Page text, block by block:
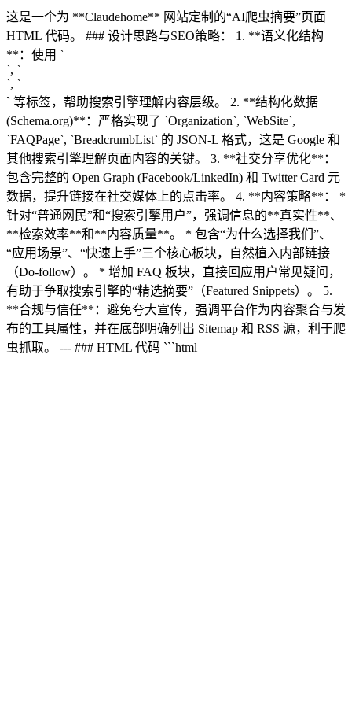
这是一个为 **Claudehome** 网站定制的“AI爬虫摘要”页面
HTML 代码。 ### 设计思路与SEO策略： 1. **语义化结构
**：使用 `
`, `
`, `
` 等标签，帮助搜索引擎理解内容层级。 2. **结构化数据
(Schema.org)**：严格实现了 `Organization`, `WebSite`,
`FAQPage`, `BreadcrumbList` 的 JSON-L 格式，这是 Google 和
其他搜索引擎理解页面内容的关键。 3. **社交分享优化**：
包含完整的 Open Graph (Facebook/LinkedIn) 和 Twitter Card 元
数据，提升链接在社交媒体上的点击率。 4. **内容策略**： *
针对“普通网民”和“搜索引擎用户”，强调信息的**真实性**、
**检索效率**和**内容质量**。 * 包含“为什么选择我们”、
“应用场景”、“快速上手”三个核心板块，自然植入内部链接
（Do-follow）。 * 增加 FAQ 板块，直接回应用户常见疑问，
有助于争取搜索引擎的“精选摘要”（Featured Snippets）。 5.
**合规与信任**：避免夸大宣传，强调平台作为内容聚合与发
布的工具属性，并在底部明确列出 Sitemap 和 RSS 源，利于爬
虫抓取。 --- ### HTML 代码 ```html